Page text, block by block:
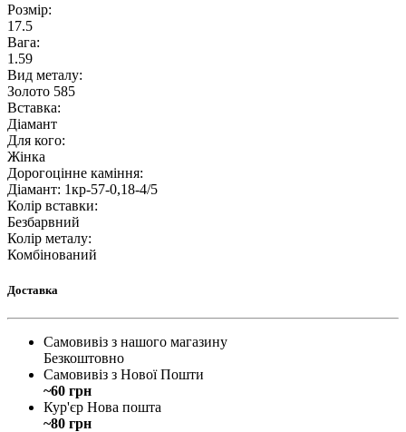
Розмір:
17.5
Вага:
1.59
Вид металу:
Золото 585
Вставка:
Діамант
Для кого:
Жінка
Дорогоцінне каміння:
Діамант: 1кр-57-0,18-4/5
Колір вставки:
Безбарвний
Колір металу:
Комбінований
Доставка
Самовивіз з нашого магазину
Безкоштовно
Самовивіз з Нової Пошти
~60 грн
Кур'єр Нова пошта
~80 грн